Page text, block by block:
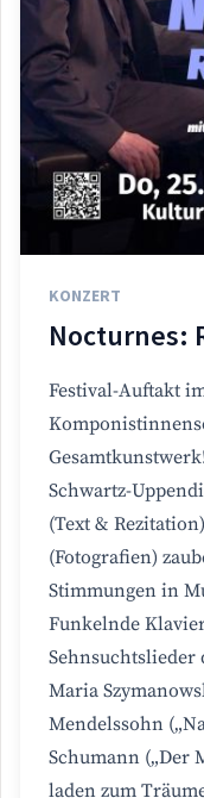
KONZERT
Nocturnes:
Festival-Auftakt
Schwartz-
(Text &
(Fotografien)
Stimmungen in
Funkelnde
Maria
Mendelssohn
Schumann („Der
laden zum